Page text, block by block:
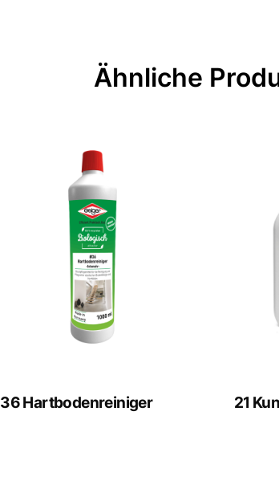
Ähnliche
36 Hartbodenreiniger 21